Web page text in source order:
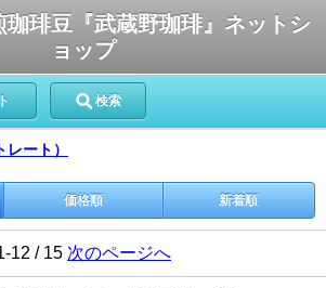
珈琲豆『武蔵野珈琲』ネットシ
ョップ
検索
ート）
価格順 新着順
12 / 15 次のページへ